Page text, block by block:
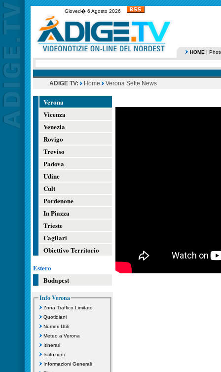
Gioved� 6 Agosto 2026
HOME |
ADIGE TV: Home Verona Sette News
Verona
Vicenza
Venezia
Rovigo
Treviso
Padova
Udine
Cult
Pordenone
In Piazza
Trieste
Cagliari
Obiettivo Territorio
Estero
Budapest
Info Verona
Zona Traffico Limitato
Quotidiani
Numeri Utili
Meteo a Verona
Itinerari
Istituzioni
Informazioni Generali